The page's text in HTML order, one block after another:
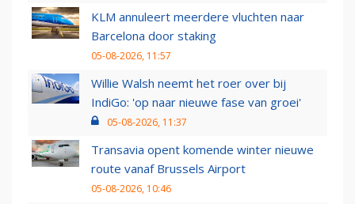
KLM annuleert meerdere vluchten naar
Barcelona door staking
05-08-2026, 11:57
Willie Walsh neemt het roer over bij
IndiGo: 'op naar nieuwe fase van groei'
05-08-2026, 11:37
Transavia opent komende winter nieuwe
route vanaf Brussels Airport
05-08-2026, 10:46